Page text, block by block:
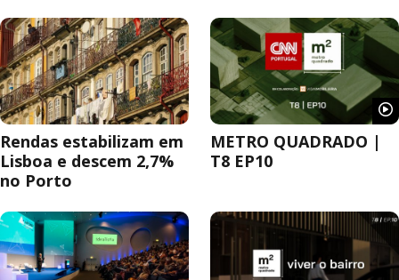
Rendas estabilizam em
Lisboa e descem 2,7%
no Porto
METRO QUADRADO |
T8 EP10